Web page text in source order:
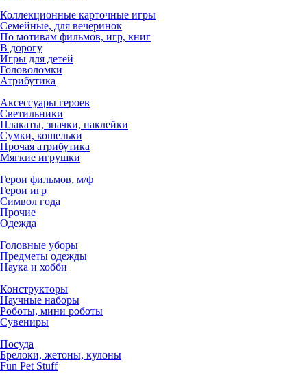
Коллекционные карточные игры
Семейные, для вечеринок
По мотивам фильмов, игр, книг
В дорогу
Игры для детей
Головоломки
Атрибутика
Аксессуары героев
Светильники
Плакаты, значки, наклейки
Сумки, кошельки
Прочая атрибутика
Мягкие игрушки
Герои фильмов, м/ф
Герои игр
Символ года
Прочие
Одежда
Головные уборы
Предметы одежды
Наука и хобби
Конструкторы
Научные наборы
Роботы, мини роботы
Сувениры
Посуда
Брелоки, жетоны, кулоны
Fun Pet Stuff